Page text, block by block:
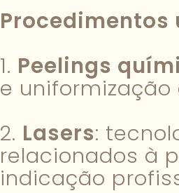
1. Peelings
e
2. Lasers:
relacionados à
indicação